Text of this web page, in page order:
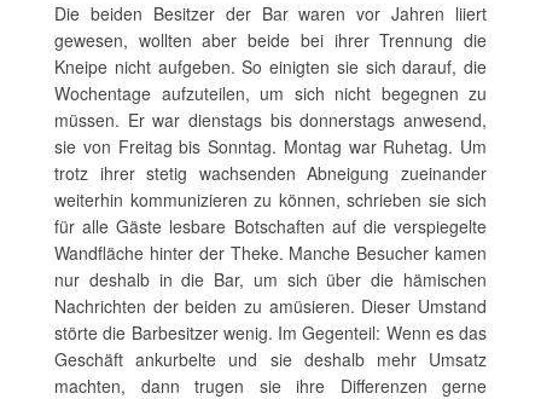
Die beiden Besitzer der Bar waren vor Jahren liiert
gewesen, wollten aber beide bei ihrer Trennung die
Kneipe nicht aufgeben. So einigten sie sich darauf, die
Wochentage aufzuteilen, um sich nicht begegnen zu
müssen. Er war dienstags bis donnerstags anwesend,
sie von Freitag bis Sonntag. Montag war Ruhetag. Um
trotz ihrer stetig wachsenden Abneigung zueinander
weiterhin kommunizieren zu können, schrieben sie sich
für alle Gäste lesbare Botschaften auf die verspiegelte
Wandfläche hinter der Theke. Manche Besucher kamen
nur deshalb in die Bar, um sich über die hämischen
Nachrichten der beiden zu amüsieren. Dieser Umstand
störte die Barbesitzer wenig. Im Gegenteil: Wenn es das
Geschäft ankurbelte und sie deshalb mehr Umsatz
machten, dann trugen sie ihre Differenzen gerne